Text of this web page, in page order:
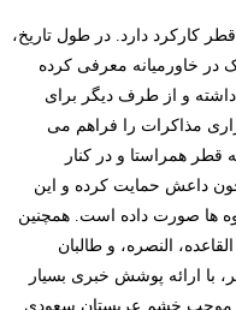
کارکرد دارد. در طول تاریخ،
در خاورمیانه معرفی کرده
و از طرف دیگر برای
مذاکرات را فراهم می
قطر همراستا و در کنار
داعش حمایت کرده و این
ها صورت داده است. همچنین
النصره، و طالبان
با ارائه پوشش خبری بسیار
موجب خشم عربستان سعودی